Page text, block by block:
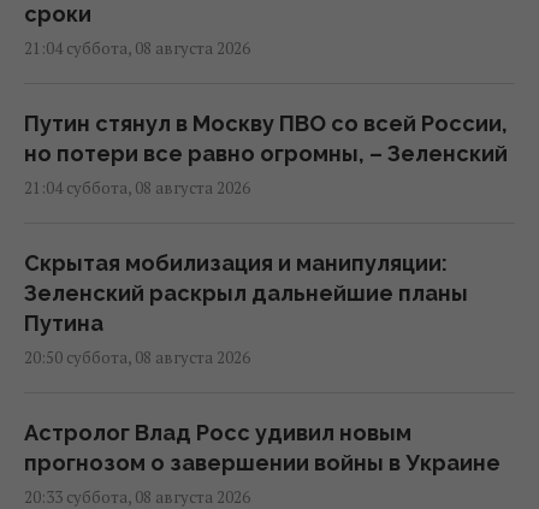
сроки
21:04 суббота, 08 августа 2026
Путин стянул в Москву ПВО со всей России,
но потери все равно огромны, – Зеленский
21:04 суббота, 08 августа 2026
Скрытая мобилизация и манипуляции:
Зеленский раскрыл дальнейшие планы
Путина
20:50 суббота, 08 августа 2026
Астролог Влад Росс удивил новым
прогнозом о завершении войны в Украине
20:33 суббота, 08 августа 2026